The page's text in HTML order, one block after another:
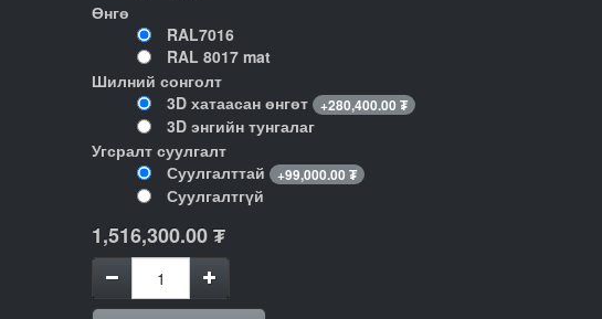
Өнгө
RAL7016
RAL 8017 mat
Шилний сонголт
3D хатаасан өнгөт
+280,400.00 ₮
3D энгийн тунгалаг
Угсралт суулгалт
Суулгалттай
+99,000.00 ₮
Суулгалтгүй
1,516,300.00₮